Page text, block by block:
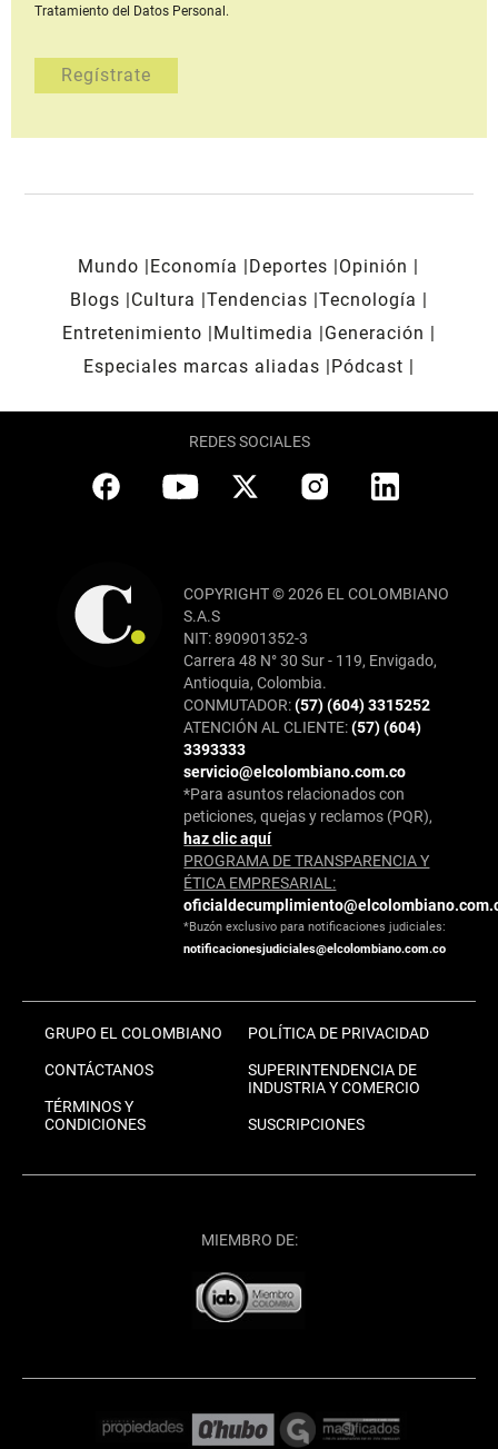
Tratamiento del Datos Personal.
Mundo Economía Deportes
Opinión
Blogs
Cultura Tendencias Tecnología
Entretenimiento
Multimedia
Generación
Especiales marcas aliadas
Pódcast
REDES SOCIALES
COPYRIGHT © 2026 EL COLOMBIANO
S.A.S
NIT: 890901352-3
Carrera 48 N° 30 Sur - 119, Envigado,
Antioquia, Colombia.
CONMUTADOR:(57) (604) 3315252
ATENCIÓN AL CLIENTE:(57) (604)
3393333
servicio@elcolombiano.com.co
*Para asuntos relacionados con
peticiones, quejas y reclamos (PQR),
haz clic aquí
PROGRAMA DE TRANSPARENCIA Y
ÉTICA EMPRESARIAL:
*Buzón exclusivo para notificaciones judiciales:
notificacionesjudiciales@elcolombiano.com.co
GRUPO EL COLOMBIANO
CONTÁCTANOS
TÉRMINOS Y
CONDICIONES
POLÍTICA DE PRIVACIDAD
SUPERINTENDENCIA DE
INDUSTRIA Y COMERCIO
SUSCRIPCIONES
MIEMBRO DE: